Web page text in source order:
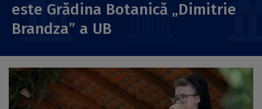
este Grădina Botanică „Dimitrie
Brandza” a UB